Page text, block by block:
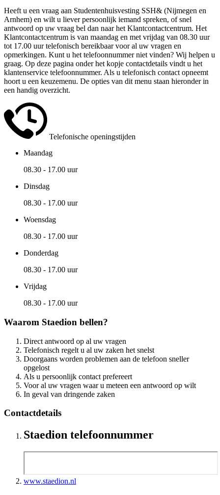
Heeft u een vraag aan Studentenhuisvesting SSH& (Nijmegen en
Arnhem) en wilt u liever persoonlijk iemand spreken, of snel
antwoord op uw vraag bel dan naar het Klantcontactcentrum. Het
Klantcontactcentrum is van maandag en met vrijdag van 08.30 uur
tot 17.00 uur telefonisch bereikbaar voor al uw vragen en
opmerkingen. Kunt u het telefoonnummer niet vinden? Wij helpen u
graag. Op deze pagina onder het kopje contactdetails vindt u het
klantenservice telefoonnummer. Als u telefonisch contact opneemt
hoort u een keuzemenu. De opties van dit menu staan hieronder in
een handig overzicht.
Telefonische openingstijden
Maandag
08.30 - 17.00 uur
Dinsdag
08.30 - 17.00 uur
Woensdag
08.30 - 17.00 uur
Donderdag
08.30 - 17.00 uur
Vrijdag
08.30 - 17.00 uur
Waarom Staedion bellen?
Direct antwoord op al uw vragen
Telefonisch regelt u al uw zaken het snelst
Doorgaans worden problemen aan de telefoon sneller
opgelost
Als u persoonlijk contact prefereert
Voor al uw vragen waar u meteen een antwoord op wilt
In geval van dringende zaken
Contactdetails
Staedion telefoonnummer
www.staedion.nl